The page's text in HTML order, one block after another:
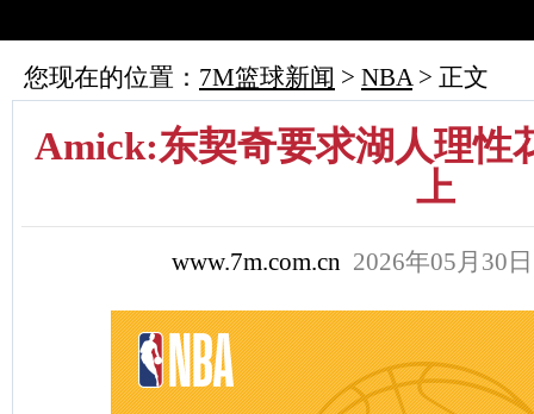
您现在的位置： 7M篮球新闻 > NBA> 正文
Amick:东契奇要求湖人理性
上
www.7m.com.cn 2026年05月30